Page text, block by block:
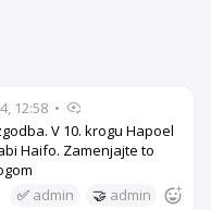
12:58 •
V 10. krogu Hapoel
Haifo. Zamenjajte to
✅ admin 🤝 admin